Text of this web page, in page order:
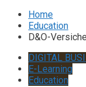
Home
Education
D&O-
DIGITAL
E-Learning
Education